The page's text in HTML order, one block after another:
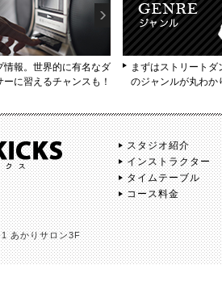
報。世界的に有名なダ
に習えるチャンスも！
まずはストリート
のジャンルが丸わか
あかりサロン3F
スタジオ紹介
インストラクター
タイムテーブル
コース料金